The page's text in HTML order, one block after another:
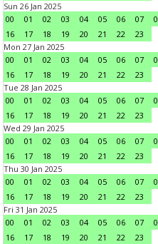
Sun 26 Jan 2025
00
01 02 03 04 05 06 07
16
17 18 19 20 21 22
23
Mon 27 Jan 2025
00
01 02 03 04 05 06 07
16
17 18 19 20 21 22
23
Tue 28 Jan 2025
00
01 02 03 04 05 06 07
16
17 18 19 20 21 22
23
Wed 29 Jan 2025
00
01 02 03 04 05 06 07
16
17 18 19 20 21 22
23
Thu 30 Jan 2025
00
01 02 03 04 05 06 07
16
17 18 19 20 21 22
23
Fri 31 Jan 2025
00
01 02 03 04 05 06 07
16
17 18 19 20 21 22
23